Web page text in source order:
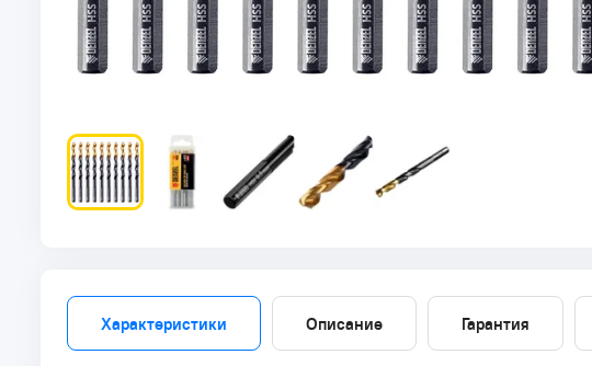
Характеристики Описание Гарантия